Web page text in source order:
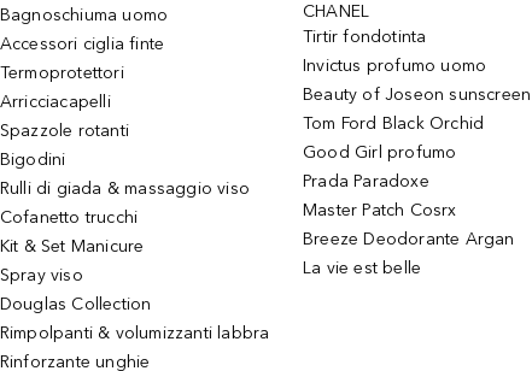
Bagnoschiuma uomo
Accessori ciglia finte
Termoprotettori
Arricciacapelli
Spazzole rotanti
Bigodini
Rulli di giada & massaggio viso
Cofanetto trucchi
Kit & Set Manicure
Spray viso
Douglas Collection
Rimpolpanti & volumizzanti labbra
Rinforzante unghie
CHANEL
Tirtir fondotinta
Invictus profumo uomo
Beauty of Joseon sunscreen
Tom Ford Black Orchid
Good Girl profumo
Prada Paradoxe
Master Patch Cosrx
Breeze Deodorante Argan
La vie est belle